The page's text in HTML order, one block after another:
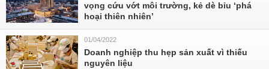
vọng cứu vớt môi trường, kẻ dè bỉu ‘phá
hoại thiên nhiên’
01/04/2022
Doanh nghiệp thu hẹp sản xuất vì thiếu
nguyên liệu